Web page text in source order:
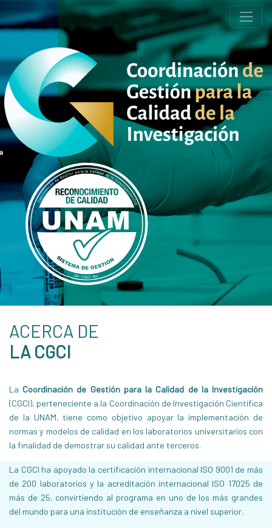
ACERCA DE
LA CGCI
La Coordinación de Gestión para la Calidad de la Investigación
(CGCI), perteneciente a la Coordinación de Investigación Científica
de la UNAM, tiene como objetivo apoyar la implementación de
normas y modelos de calidad en los laboratorios universitarios con
la finalidad de demostrar su calidad ante terceros.
La CGCI ha apoyado la certificación internacional ISO 9001 de más
de 200 laboratorios y la acreditación internacional ISO 17025 de
más de 25, convirtiendo al programa en uno de los más grandes
del mundo para una institución de enseñanza a nivel superior.